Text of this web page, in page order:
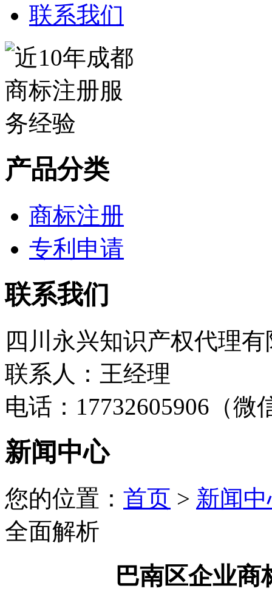
联系我们
产品分类
商标注册
专利申请
联系我们
四川永兴知识产权代理
联系人：王经理
电话：17732605906（微
新闻中心
您的位置： 首页 > 新闻
全面解析
巴南区企业商